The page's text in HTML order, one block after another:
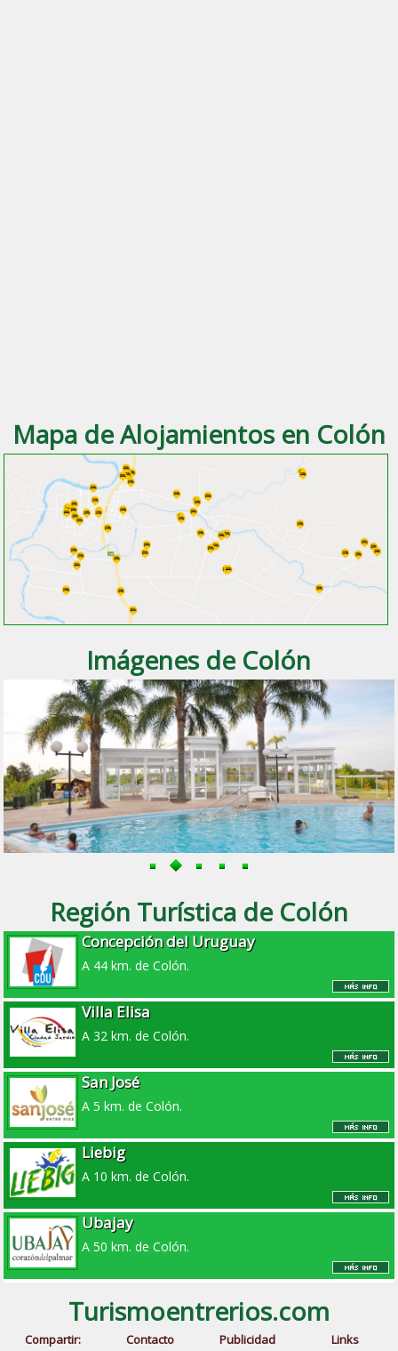
Mapa de Alojamientos en Colón
Imágenes de Colón
Región Turística de Colón
Concepción del Uruguay
A 44 km. de Colón.
Villa Elisa
A 32 km. de Colón.
San José
A 5 km. de Colón.
Liebig
A 10 km. de Colón.
Ubajay
A 50 km. de Colón.
Turismoentrerios.com
Compartir: Contacto Publicidad Links